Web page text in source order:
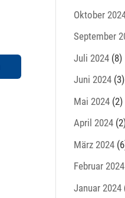
Oktober
September
Juli 2024 (8)
Juni 2024 (3)
Mai 2024 (2)
April 2024
März 2024
Februar 2024
Januar 2024